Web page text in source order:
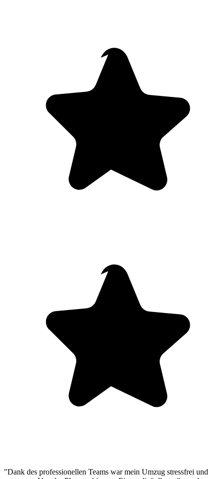
"Dank des professionellen Teams war mein Umzug stressfrei und